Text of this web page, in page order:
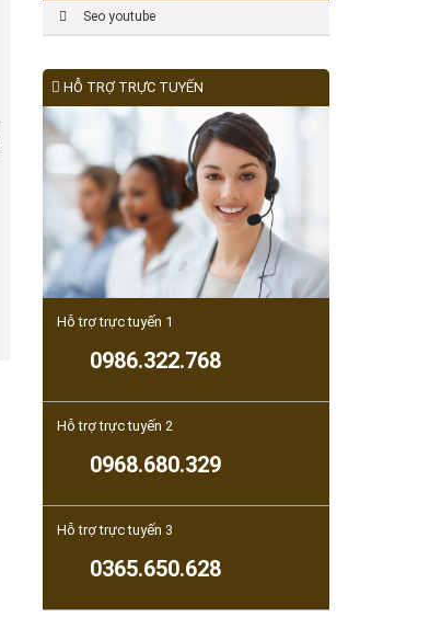
Seo youtube
HỖ TRỢ TRỰC TUYẾN
Hỗ trợ trực tuyến 1
0986.322.768
Hỗ trợ trực tuyến 2
0968.680.329
Hỗ trợ trực tuyến 3
0365.650.628